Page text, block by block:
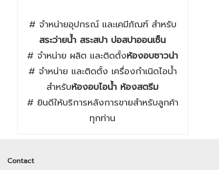
# จำหน่ายอุปกรณ์ และเคมีภัณฑ์ สำหรับ
สระว่ายน้ำ สระสปา บ่อสปาออนเซ็น
# จำหน่าย ผลิต และติดตั้งห้องอบซาวน่า
# จำหน่าย และติดตั้ง เครื่องกำเนิดไอน้ำ
สำหรับห้องอบไอน้ำ ห้องสตรีม
# ยินดีให้บริการหลังการขายสำหรับลูกค้า
ทุกท่าน
Contact